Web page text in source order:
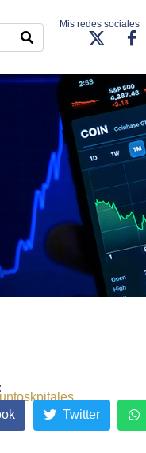
Mis redes sociales
Twitter